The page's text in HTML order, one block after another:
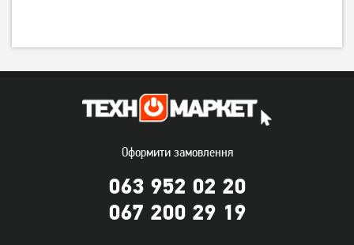
Витяжка телескопічна
Ventolux Garda 60 BK (700)
Витяжка Best Chef Versus
600 black 50 (1F364A2L8D)
Оформити замовлення
063 952 02 20
067 200 29 19